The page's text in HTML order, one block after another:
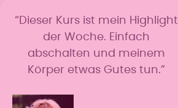
“Dieser Kurs ist mein Highlight
der Woche. Einfach
abschalten und meinem
Körper etwas Gutes tun.”